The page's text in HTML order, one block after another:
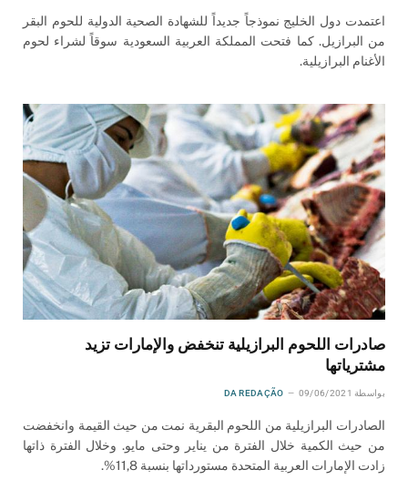
اعتمدت دول الخليج نموذجاً جديداً للشهادة الصحية الدولية للحوم البقر
من البرازيل. كما فتحت المملكة العربية السعودية سوقاً لشراء لحوم
الأغنام البرازيلية.
صادرات اللحوم البرازيلية تنخفض والإمارات تزيد
مشترياتها
بواسطة DA REDAÇÃO 09/06/2021
الصادرات البرازيلية من اللحوم البقرية نمت من حيث القيمة وانخفضت
من حيث الكمية خلال الفترة من يناير وحتى مايو. وخلال الفترة ذاتها
زادت الإمارات العربية المتحدة مستورداتها بنسبة 11,8%.